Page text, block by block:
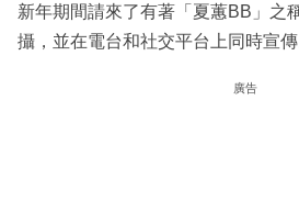
新年期間請來了有著「夏蕙BB」之
攝，並在電台和社交平台上同時宣傳
廣告